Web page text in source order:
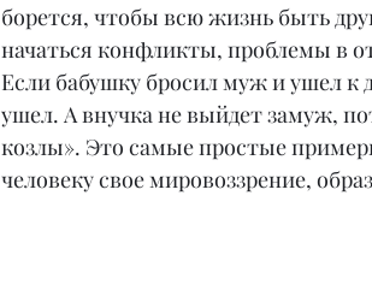
борется, чтобы всю жизнь быть
начаться конфликты, проблемы в
Если бабушку бросил муж и ушел к
ушел. А внучка не выйдет замуж,
козлы». Это самые простые
человеку свое мировоззрение,